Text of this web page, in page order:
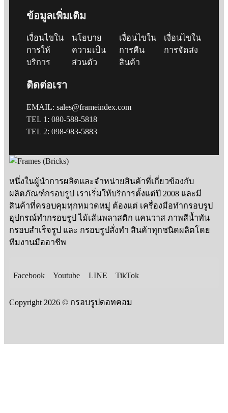
หนึ่งในผู้นำการผลิตและจำหน่ายสินค้าที่เกี่ยวข้องกับ
ผลิตภัณฑ์กรอบรูป เราเริ่มให้บริการตั้งแต่ปี 2008 และมี
สินค้าที่ครอบคุมทุกหมวดหมู่ ต้องแต่ เครื่องมือทำกรอบรูป
อุปกรณ์ทำกรอบรูป ไม้เส้นพลาสติก แคนวาส ภาพสีน้ำทัน
กรอบสำเร็จรูป และ กรอบรูปสั่งทำ สินค้าทุกชนิดผลิตโดย
ทีมงานมืออาชีพ
Facebook Youtube LINE TikTok
Copyright 2026 © กรอบรูปดอทคอม
ข้อมูลเพิ่มเติม
เงื่อนไขใน
การให้
บริการ
นโยบาย
ความเป็น
ส่วนตัว
เงื่อนไขใน
การคืน
สินค้า
เงื่อนไขใน
การจัดส่ง
ติดต่อเรา
EMAIL: sales@frameindex.com
TEL 1: 080-588-5818
TEL 2: 098-983-5883